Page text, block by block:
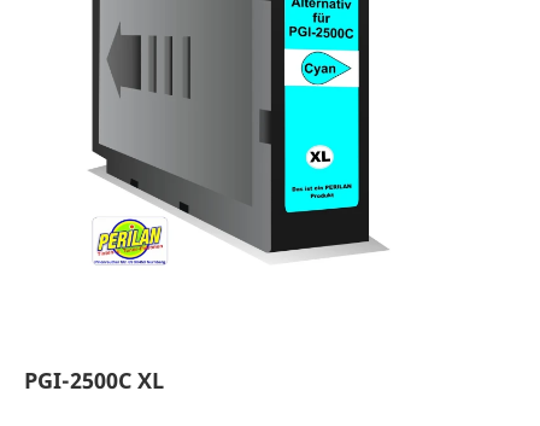
PGI-2500C XL